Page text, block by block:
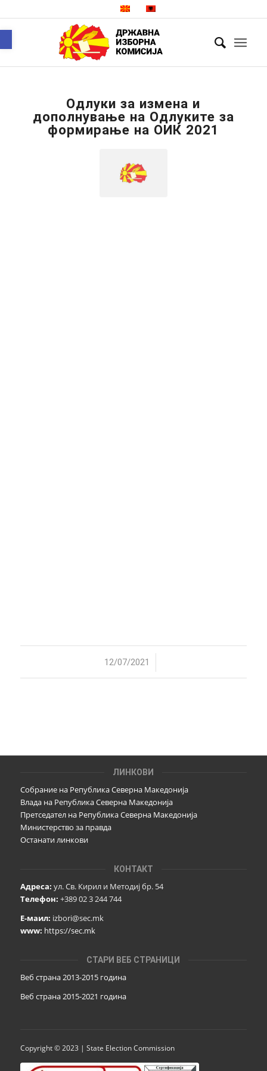
Одлуки за измена и
дополнување на Одлуките за
формирање на ОИК 2021
12/07/2021
/
ЛИНКОВИ
Собрание на Република Северна Македонија
Влада на Република Северна Македонија
Претседател на Република Северна Македонија
Министерство за правда
Останати линкови
КОНТАКТ
Адреса: ул. Св. Кирил и Методиј бр. 54
Телефон: +389 02 3 244 744
Е-маил: izbori@sec.mk
www: https://sec.mk
СТАРИ ВЕБ СТРАНИЦИ
Веб страна 2013-2015 година
Веб страна 2015-2021 година
Copyright © 2023 | State Election Commission
Open toolbar